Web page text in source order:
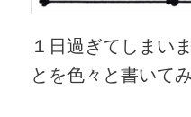
１日過ぎてしまい
とを色々と書いて